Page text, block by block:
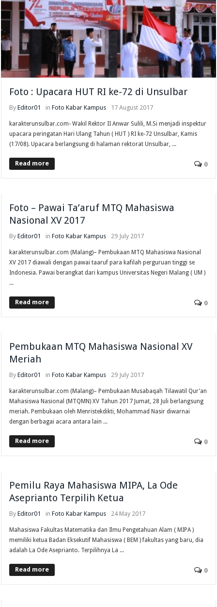
Foto : Upacara HUT RI ke-72 di Unsulbar
ByEditor01 inFoto Kabar Kampus 17 August 2017
karakterunsulbar.com- Wakil Rektor II Anwar Sulili, M.Si menjadi inspektur
upacara peringatan Hari Ulang Tahun ( HUT ) RI ke-72 Unsulbar, Kamis
(17/08). Upacara berlangsung di halaman rektorat Unsulbar, ...
Read more 0
Foto – Pawai Ta’aruf MTQ Mahasiswa
Nasional XV 2017
ByEditor01 inFoto Kabar Kampus 29 July 2017
karakterunsulbar.com (Malang)– Pembukaan MTQ Mahasiswa Nasional
XV 2017 diawali dengan pawai taaruf para kafilah perguruan tinggi se
Indonesia. Pawai berangkat dari kampus Universitas Negeri Malang ( UM )
...
Read more 0
Pembukaan MTQ Mahasiswa Nasional XV
Meriah
ByEditor01 inFoto Kabar Kampus 29 July 2017
karakterunsulbar.com (Malang)– Pembukaan Musabaqah Tilawatil Qur’an
Mahasiswa Nasional (MTQMN) XV Tahun 2017 Jumat, 28 Juli berlangsung
meriah. Pembukaan oleh Menristekdikti, Mohammad Nasir diwarnai
dengan berbagai acara antara lain ...
Read more 0
Pemilu Raya Mahasiswa MIPA, La Ode
Aseprianto Terpilih Ketua
ByEditor01 inFoto Kabar Kampus 24 May 2017
Mahasiswa Fakultas Matematika dan Ilmu Pengetahuan Alam ( MIPA )
memiliki ketua Badan Eksekutif Mahasiswa ( BEM ) fakultas yang baru, dia
adalah La Ode Aseprianto. Terpilihnya La ...
Read more 0